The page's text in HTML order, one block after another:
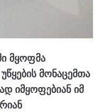
მყოფმა
მონაცემთა
იმყოფებიან იმ